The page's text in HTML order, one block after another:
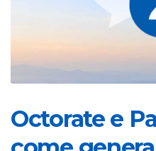
Octorate e